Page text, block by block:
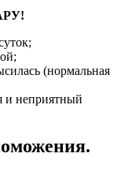
(нормальная
и неприятный